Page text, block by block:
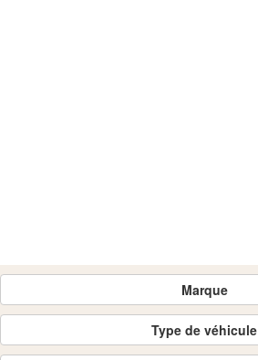
Marque
Type de véhicule